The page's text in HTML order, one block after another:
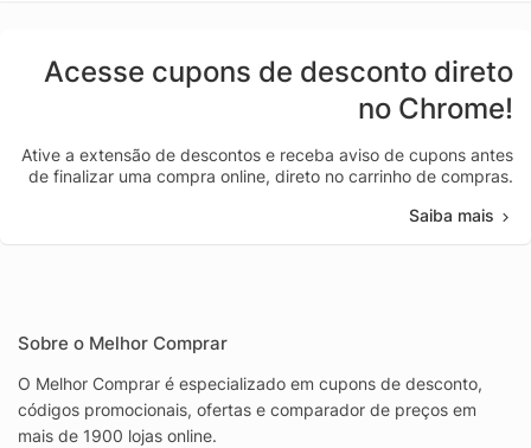
Acesse cupons de desconto direto
no Chrome!
Ative a extensão de descontos e receba aviso de cupons antes
de finalizar uma compra online, direto no carrinho de compras.
Saiba mais
Sobre o Melhor Comprar
O Melhor Comprar é especializado em cupons de desconto,
códigos promocionais, ofertas e comparador de preços em
mais de 1900 lojas online.